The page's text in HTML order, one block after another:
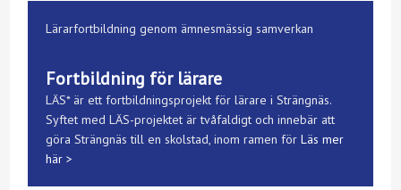
Lärarfortbildning genom ämnesmässig samverkan
Fortbildning för lärare
LÄS* är ett fortbildningsprojekt för lärare i Strängnäs.
Syftet med LÄS-projektet är tvåfaldigt och innebär att
göra Strängnäs till en skolstad, inom ramen förLäs mer
här >